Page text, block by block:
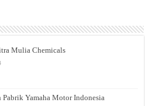
Mulia Chemicals
Pabrik Yamaha Motor Indonesia